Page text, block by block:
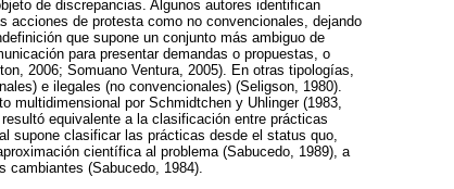
de discrepancias. Algunos autores identifican
de protesta como no convencionales, dejando
que supone un conjunto más ambiguo de
para presentar demandas o propuestas, o
2006; Somuano Ventura, 2005). En otras tipologías,
e ilegales (no convencionales) (Seligson, 1980).
multidimensional por Schmidtchen y Uhlinger (1983,
equivalente a la clasificación entre prácticas
supone clasificar las prácticas desde el status quo,
científica al problema (Sabucedo, 1989), a
cambiantes (Sabucedo, 1984).